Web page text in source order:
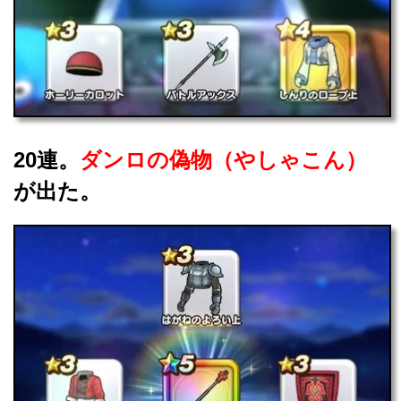
20連。 ダンロの偽物（やしゃこん）
が出た。